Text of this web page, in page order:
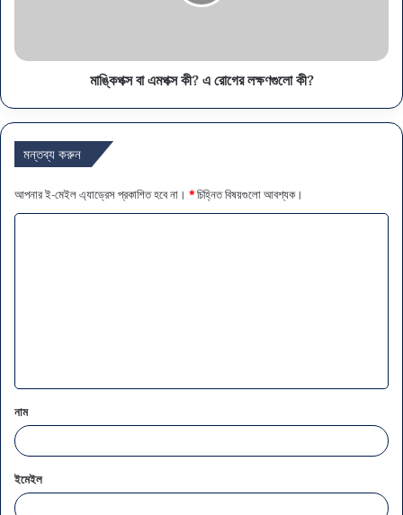
মাঙ্কিপক্স বা এমপক্স কী? এ রোগের লক্ষণগুলো কী?
মন্তব্য করুন
আপনার ই-মেইল এ্যাড্রেস প্রকাশিত হবে না। *চিহ্নিত বিষয়গুলো আবশ্যক।
নাম
ইমেইল